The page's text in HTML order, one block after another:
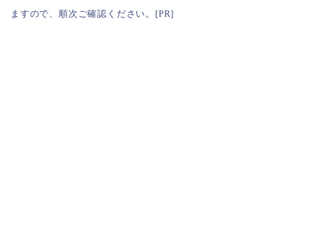
ますので、順次ご確認ください。[PR]